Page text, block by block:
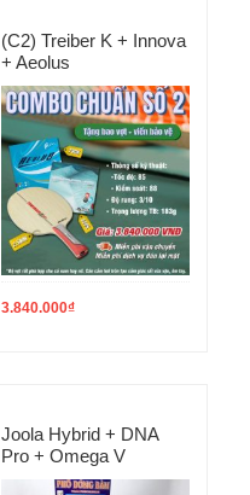
(C2) Treiber K + Innova
+ Aeolus
3.840.000₫
Joola Hybrid + DNA
Pro + Omega V